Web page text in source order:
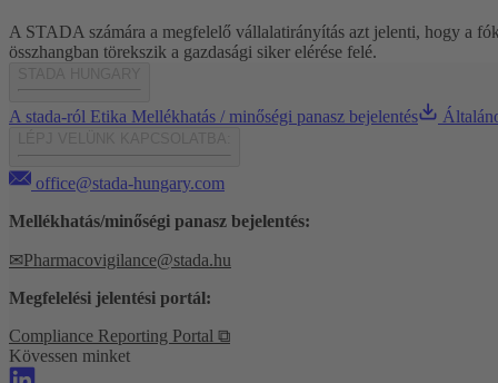
A STADA számára a megfelelő vállalatirányítás azt jelenti, hogy a
összhangban törekszik a gazdasági siker elérése felé.
A stada-ról Etika Mellékhatás / minőségi panasz bejelentés
office@stada-hungary.com
Mellékhatás/minőségi panasz bejelentés:
✉Pharmacovigilance@stada.hu
Megfelelési jelentési portál:
Compliance Reporting Portal ⧉
Kövessen minket